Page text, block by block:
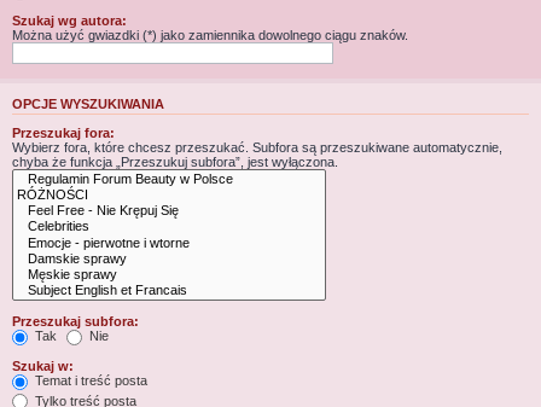
Szukaj wg autora:
Można użyć gwiazdki (*) jako zamiennika dowolnego ciągu znaków.
OPCJE WYSZUKIWANIA
Przeszukaj fora:
Wybierz fora, które chcesz przeszukać. Subfora są przeszukiwane automatycznie,
chyba że funkcja „Przeszukuj subfora”, jest wyłączona.
Przeszukaj subfora:
Tak
Nie
Szukaj w:
Temat i treść posta
Tylko treść posta